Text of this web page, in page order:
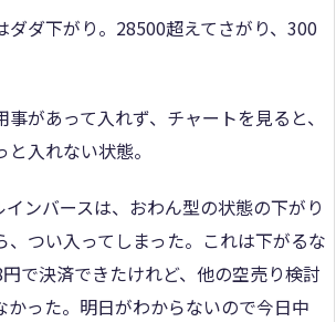
ダダ下がり。28500超えてさがり、300
があって入れず、チャートを見ると、
入れない状態。
ンバースは、おわん型の状態の下がり
、つい入ってしまった。これは下がるな
で決済できたけれど、他の空売り検討
かった。明日がわからないので今日中